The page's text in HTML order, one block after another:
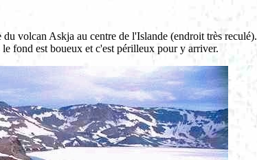
volcan Askja au centre de l'Islande (endroit très reculé).
le fond est boueux et c'est périlleux pour y arriver.